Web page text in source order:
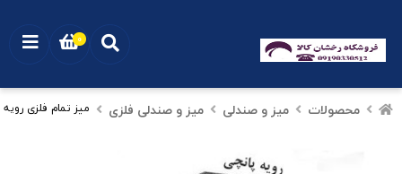
محصولات میز و صندلی میز و صندلی فلزی میز تمام فلزی رویه
0